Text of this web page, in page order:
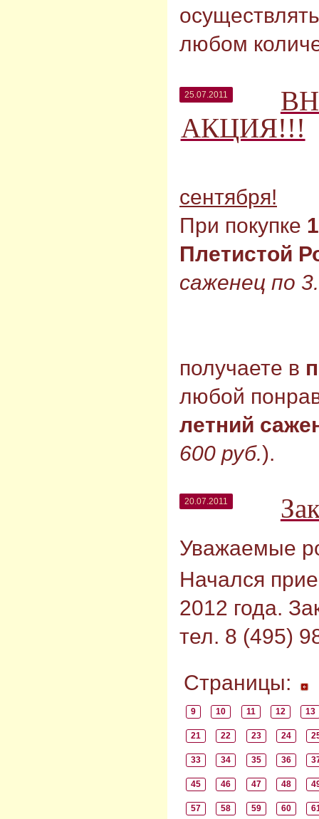
любом
25.07.2011
АКЦИЯ!!!
сентября!
При покупке
Плетистой
саженец по
получаете в
любой
летний
600 руб.).
20.07.2011
Уважаемые
Начался
2012 года.
тел. 8 (495)
Страницы:
9 10 11 12 13
21 22 23 24
33 34 35 36
45 46 47 48
57 58 59 60